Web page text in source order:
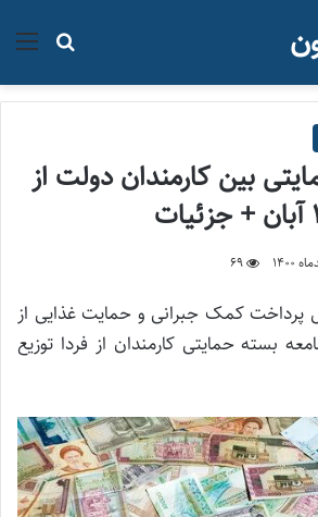
جستجو
بین کارمندان دولت از
69
پرداخت کمک جبرانی و حمایت غذایی از
بسته حمایتی کارمندان از فردا توزیع